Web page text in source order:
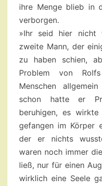
ihre Menge blieb in
verborgen.
»Ihr seid hier nicht
zweite Mann, der
zu haben schien,
Problem von
Menschen
schon hatte er
beruhigen, es
gefangen im Körper
der er nichts
waren noch immer
ließ, nur für einen
wirklich eine Seele